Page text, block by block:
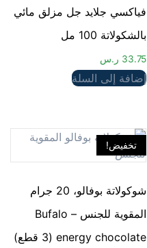
فياكسي جلايد جل مزلق مائي
بالشكولاتة 100 مل
33.75 ر.س
إضافة إلى السلة
تخفيض!
شوكولاتة بوفالو، 20 جرام
المقوية للجنس – Bufalo
energy chocolate (3 قطع)